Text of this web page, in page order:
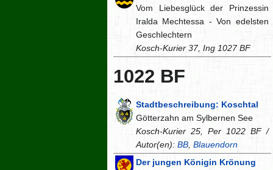
Vom Liebesglück der Prinzessin
Iralda Mechtessa - Von edelsten
Geschlechtern
Kosch-Kurier 37, Ing 1027 BF
1022 BF
Stadtbeschreibung: Koschtal
Götterzahn am Sylbernen See
Kosch-Kurier 25, Per 1022 BF /
Autor(en): BB Blauendorn
Der jungen Königin Krönung